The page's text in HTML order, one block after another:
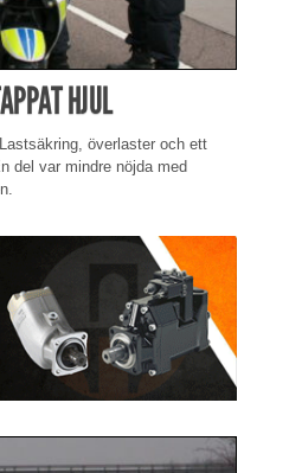
HJUL
överlaster och ett
del var mindre nöjda med